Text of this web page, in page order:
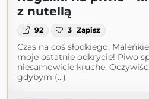
z nutellą
92 3 Zapisz
Czas na coś słodkiego.
moje ostatnie odkrycie! Piwo
niesamowicie kruche.
gdybym (...)